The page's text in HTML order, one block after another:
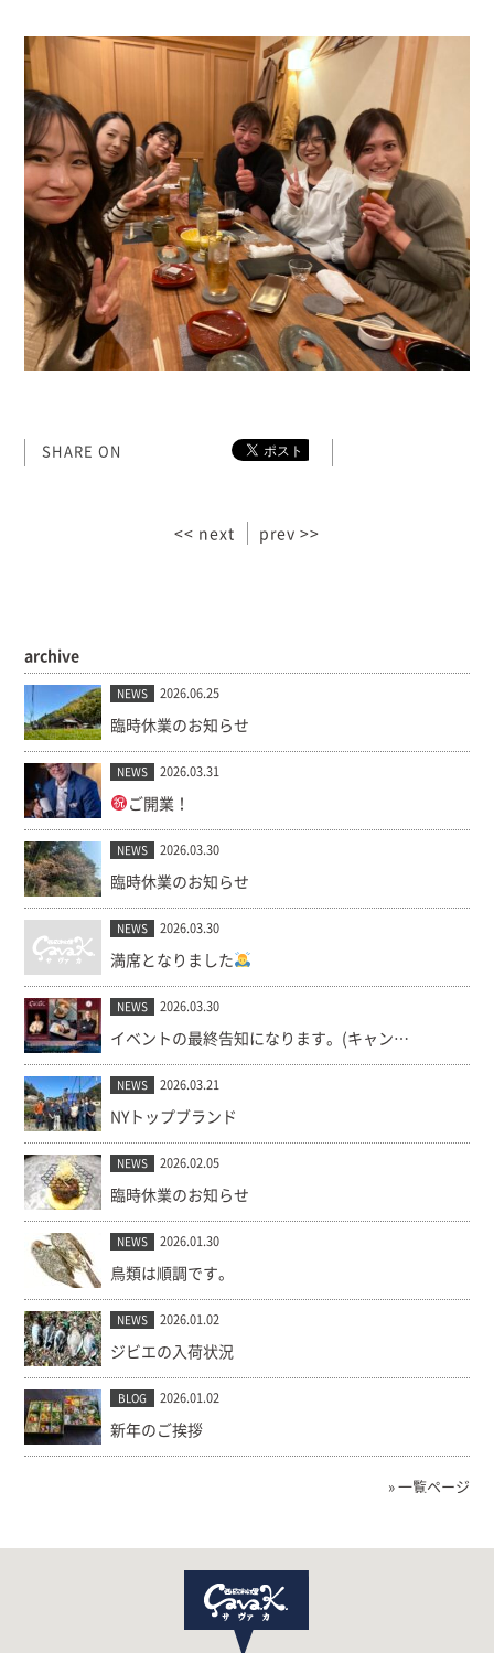
SHARE ON
<< next prev >>
archive
NEWS 2026.06.25
臨時休業のお知らせ
NEWS 2026.03.31
ご開業！
NEWS 2026.03.30
臨時休業のお知らせ
NEWS 2026.03.30
満席となりました
NEWS 2026.03.30
イベントの最終告知になります。(キャンセル出ました！)
NEWS 2026.03.21
NYトップブランド
NEWS 2026.02.05
臨時休業のお知らせ
NEWS 2026.01.30
鳥類は順調です。
NEWS 2026.01.02
ジビエの入荷状況
BLOG 2026.01.02
新年のご挨拶
» 一覧ページ